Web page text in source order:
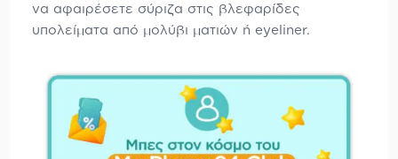
να αφαιρέσετε σύριζα στις βλεφαρίδες
υπολείματα από μολύβι ματιών ή eyeliner.